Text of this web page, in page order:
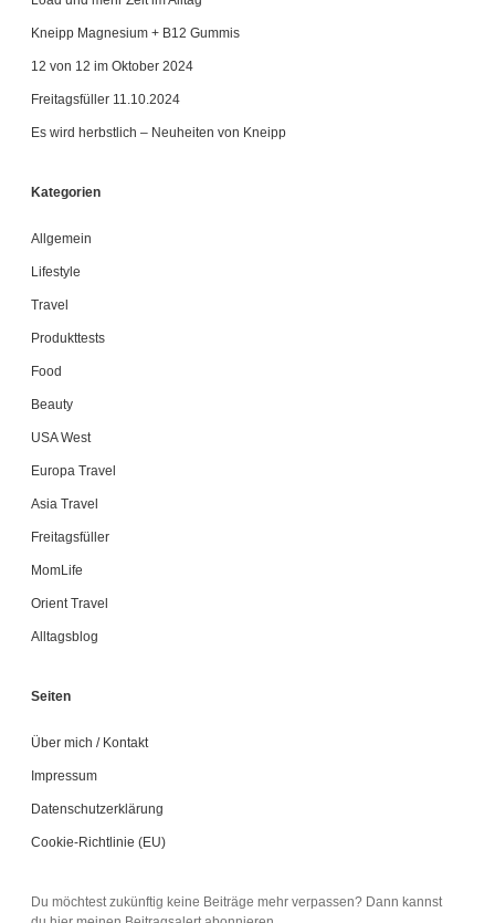
Kneipp Magnesium + B12 Gummis
12 von 12 im Oktober 2024
Freitagsfüller 11.10.2024
Es wird herbstlich – Neuheiten von Kneipp
Kategorien
Allgemein
Lifestyle
Travel
Produkttests
Food
Beauty
USA West
Europa Travel
Asia Travel
Freitagsfüller
MomLife
Orient Travel
Alltagsblog
Seiten
Über mich / Kontakt
Impressum
Datenschutzerklärung
Cookie-Richtlinie (EU)
Du möchtest zukünftig keine Beiträge mehr verpassen? Dann kannst